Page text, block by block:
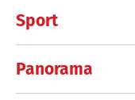
Sport
Panorama